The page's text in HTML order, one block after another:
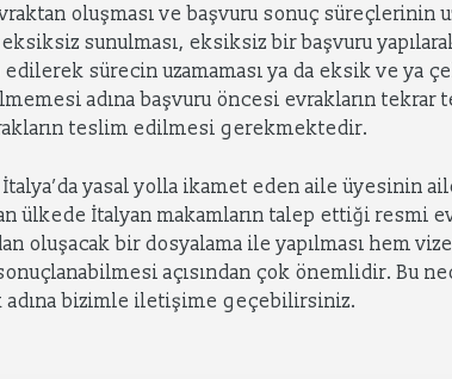
oluşması ve başvuru sonuç süreçlerinin
sunulması, eksiksiz bir başvuru
edilerek sürecin uzamaması ya da eksik ve ya
adına başvuru öncesi evrakların
teslim edilmesi gerekmektedir.
yasal yolla ikamet eden aile üyesinin
ülkede İtalyan makamların talep ettiği resmi
oluşacak bir dosyalama ile yapılması hem
açısından çok önemlidir. Bu
bizimle iletişime geçebilirsiniz.